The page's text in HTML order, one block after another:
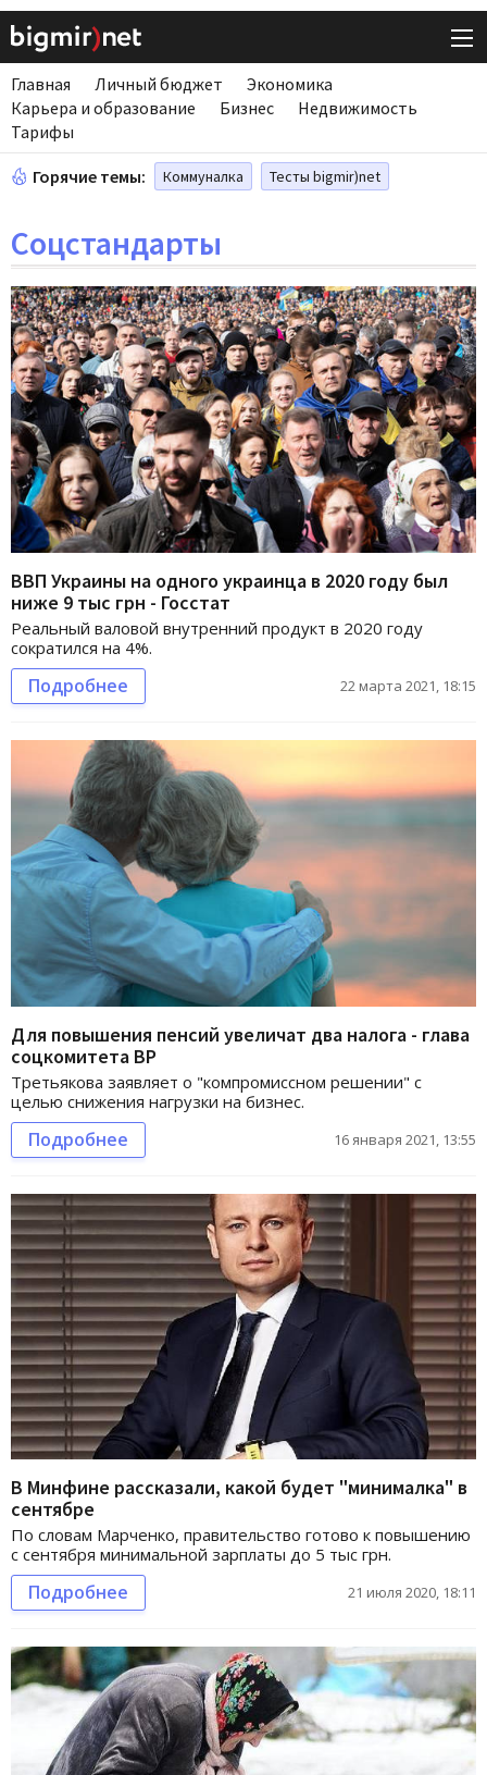
Главная Личный бюджет
Экономика
Карьера и образование
Бизнес
Недвижимость
Тарифы
Горячие темы: Коммуналка Тесты bigmir)net
Соцстандарты
ВВП Украины на одного украинца в 2020 году был
ниже 9 тыс грн - Госстат
Реальный валовой внутренний продукт в 2020 году
сократился на 4%.
Подробнее 22 марта 2021, 18:15
Для повышения пенсий увеличат два налога - глава
соцкомитета ВР
Третьякова заявляет о "компромиссном решении" с
целью снижения нагрузки на бизнес.
Подробнее 16 января 2021, 13:55
В Минфине рассказали, какой будет "минималка" в
сентябре
По словам Марченко, правительство готово к повышению
с сентября минимальной зарплаты до 5 тыс грн.
Подробнее 21 июля 2020, 18:11